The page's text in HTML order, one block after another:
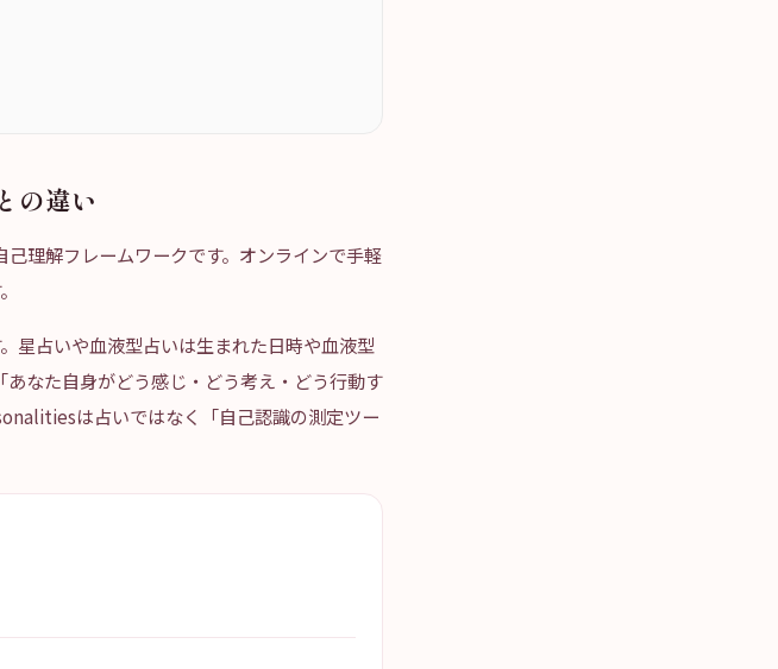
の違い
理解フレームワークです。オンラインで手軽
星占いや血液型占いは生まれた日時や血液型
なた自身がどう感じ・どう考え・どう行動す
は占いではなく「自己認識の測定ツー